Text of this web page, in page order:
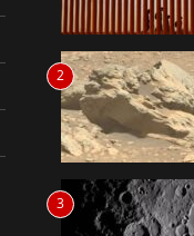
2
3